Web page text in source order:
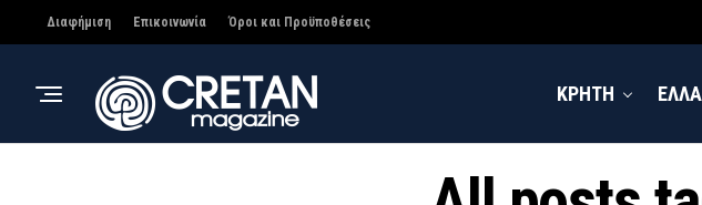
Διαφήμιση Επικοινωνία Όροι και Προϋποθέσεις
ΚΡΗΤΗ